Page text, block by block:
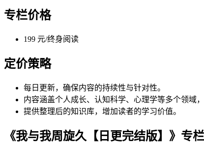
专栏价格
199 元/终身阅读
定价策略
每日更新，确保内容的持续性与针对性。
内容涵盖个人成长、认知科学、心理学等多个领域，
提供整理后的知识库，增加读者的学习价值。
《我与我周旋久【日更完结版】》专